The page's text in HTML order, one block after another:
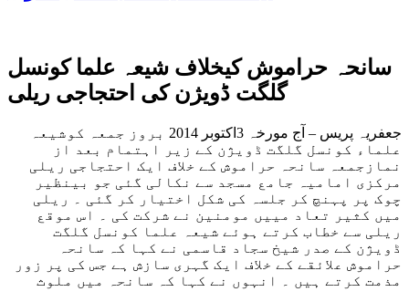
گلگت ڈویژن کی احتجاجی ریلی
جعفریہ پریس – آج مورخہ 3اکتوبر 2014 بروز جمعہ کوشیعہ
علماء کونسل گلگت ڈویژن کے زیر اہتمام بعد از
نمازجمعہ سانحہ حراموش کے خلاف ایک احتجاجی ریلی
مرکزی امامیہ جامع مسجد سے نکالی گئی جو بینظیر
چوک پر پہنچ کر جلسہ کی شکل اختیار کر گئی ۔ ریلی
میں کثیر تعاد مییں مومنین نے شرکت کی ۔ اس موقع
ریلی سے خطاب کرتے ہوئے شیعہ علما کونسل گلگت
ڈویژن کے صدر شیخ سجاد قاسمی نے کہا کہ سانحہ
حراموش علائقے کے خلاف ایک گہری سازش ہے جس کی پر زور
مذمت کرتے ہیں ۔ انہوں نے کہا کہ سانحہ میں ملوث